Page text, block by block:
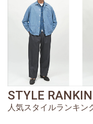
STYLE
人気スタイルランキン